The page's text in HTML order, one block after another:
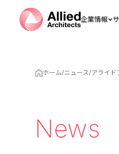
企業情報
ホーム/ニュース/アライド
News